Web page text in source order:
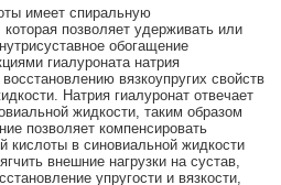
имеет спиральную
позволяет удерживать или
обогащение
гиалуроната натрия
вязкоупругих свойств
Натрия гиалуронат отвечает
жидкости, таким образом
позволяет компенсировать
кислоты в синовиальной жидкости
внешние нагрузки на сустав,
упругости и вязкости,